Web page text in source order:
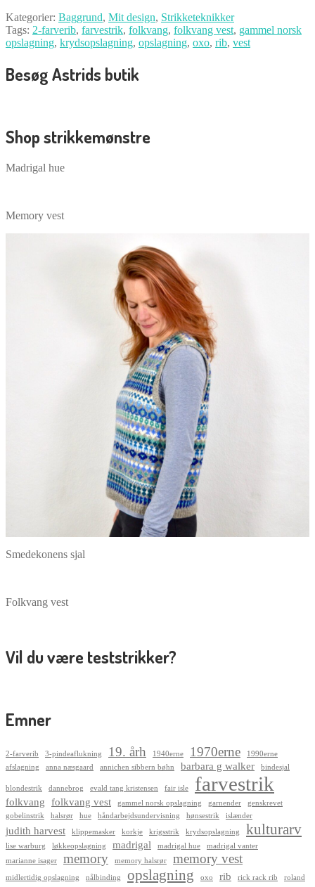
Kategorier: Baggrund, Mit design, Strikketeknikker
Tags: 2-farverib, farvestrik, folkvang, folkvang vest, gammel norsk
opslagning, krydsopslagning, opslagning, oxo, rib, vest
Besøg Astrids butik
Shop strikkemønstre
Madrigal hue
Memory vest
Smedekonens sjal
Folkvang vest
Vil du være teststrikker?
Emner
2-farverib 3-pindeaflukning 19. årh 1940erne 1970erne
1990erne
afslagning
anna næsgaard annichen sibbern bøhn barbara g walker bindesjal
blondestrik dannebrog evald tang kristensen fair isle farvestrik
folkvang folkvang vest gammel norsk opslagning garnender
genskrevet
gobelinstrik
halsrør hue håndarbejdsundervisning hønsestrik islænder
judith harvest klippemasker korkje krigsstrik krydsopslagning kulturarv
lise warburg løkkeopslagning madrigal madrigal hue
madrigal vanter
marianne isager
memory memory halsrør memory vest
midlertidig opslagning nålbinding opslagning oxo rib rick rack rib
roland